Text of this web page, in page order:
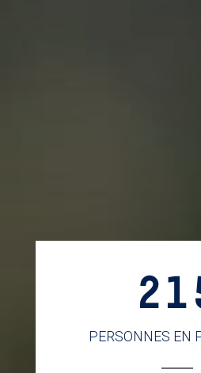
PERSONNES EN